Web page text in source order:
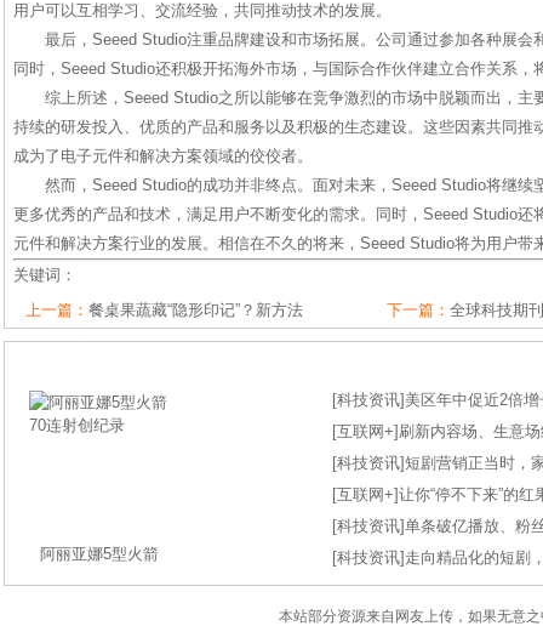
用户可以互相学习、交流经验，共同推动技术的发展。
最后，Seeed Studio注重品牌建设和市场拓展。公司通过参加各种展会
同时，Seeed Studio还积极开拓海外市场，与国际合作伙伴建立合作关系，
综上所述，Seeed Studio之所以能够在竞争激烈的市场中脱颖而出，主
持续的研发投入、优质的产品和服务以及积极的生态建设。这些因素共同推
成为了电子元件和解决方案领域的佼佼者。
然而，Seeed Studio的成功并非终点。面对未来，Seeed Studio将继续
更多优秀的产品和技术，满足用户不断变化的需求。同时，Seeed Studio还
元件和解决方案行业的发展。相信在不久的将来，Seeed Studio将为用户带
关键词：
上一篇： 餐桌果蔬藏“隐形印记”？新方法 下一篇： 全球科技期
阿丽亚娜5型火箭
[科技资讯] 美区年中促近2倍
[互联网+] 刷新内容场、生意
[科技资讯]短剧营销正当时，
[互联网+]让你“停不下来”的
[科技资讯]单条破亿播放、粉
[科技资讯] 走向精品化的短剧
本站部分资源来自网友上传，如果无意